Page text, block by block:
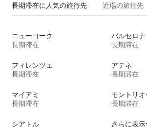
長期滞在に人気の旅行先 近場の旅行先
ニューヨーク
長期滞在
バルセロナ
長期滞在
フィレンツェ
長期滞在
アテネ
長期滞在
マイアミ
長期滞在
モントリ
長期滞在
シアトル
さらに表示